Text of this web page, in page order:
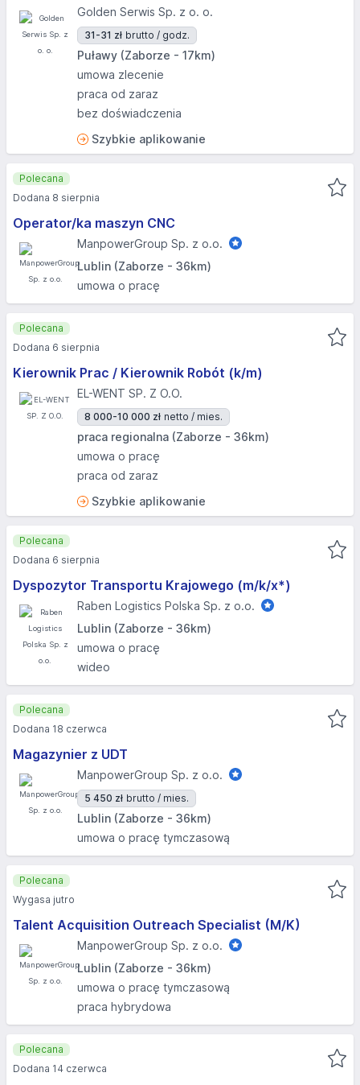
Golden Serwis Sp. z o. o.
31-31 zł brutto / godz.
Puławy (Zaborze - 17km)
umowa zlecenie
praca od zaraz
bez doświadczenia
Szybkie aplikowanie
Operator/ka maszyn CNC
ManpowerGroup Sp. z o.o.
Lublin (Zaborze - 36km)
umowa o pracę
Polecana
Dodana 8 sierpnia
Kierownik Prac / Kierownik Robót (k/m)
EL-WENT SP. Z O.O.
8 000-10 000 zł netto / mies.
praca regionalna (Zaborze - 36km)
umowa o pracę
praca od zaraz
Szybkie aplikowanie
Polecana
Dodana 6 sierpnia
Dyspozytor Transportu Krajowego (m/k/x*)
Raben Logistics Polska Sp. z o.o.
Lublin (Zaborze - 36km)
umowa o pracę
wideo
Polecana
Dodana 6 sierpnia
Magazynier z UDT
ManpowerGroup Sp. z o.o.
5 450 zł brutto / mies.
Lublin (Zaborze - 36km)
umowa o pracę tymczasową
Polecana
Dodana 18 czerwca
Talent Acquisition Outreach Specialist (M/K)
ManpowerGroup Sp. z o.o.
Lublin (Zaborze - 36km)
umowa o pracę tymczasową
praca hybrydowa
Polecana
Wygasa jutro
Polecana
Dodana 14 czerwca